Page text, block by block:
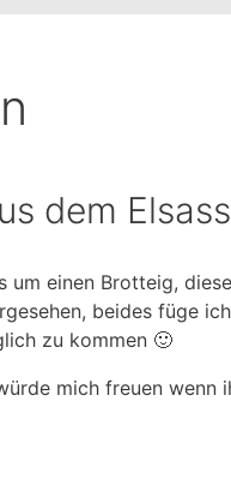
dem
um einen Brotteig,
beides füge
zu kommen 🙂
mich freuen